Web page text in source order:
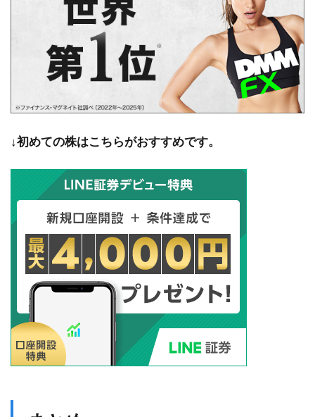
↓初めての株はこちらがおすすめです。